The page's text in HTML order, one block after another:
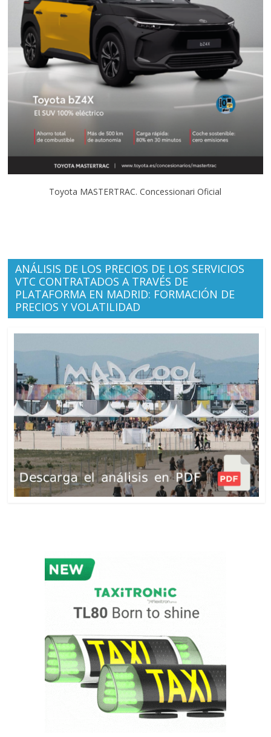
Toyota MASTERTRAC. Concessionari Oficial
ANÁLISIS DE LOS PRECIOS DE LOS SERVICIOS
VTC CONTRATADOS A TRAVÉS DE
PLATAFORMA EN MADRID: FORMACIÓN DE
PRECIOS Y VOLATILIDAD